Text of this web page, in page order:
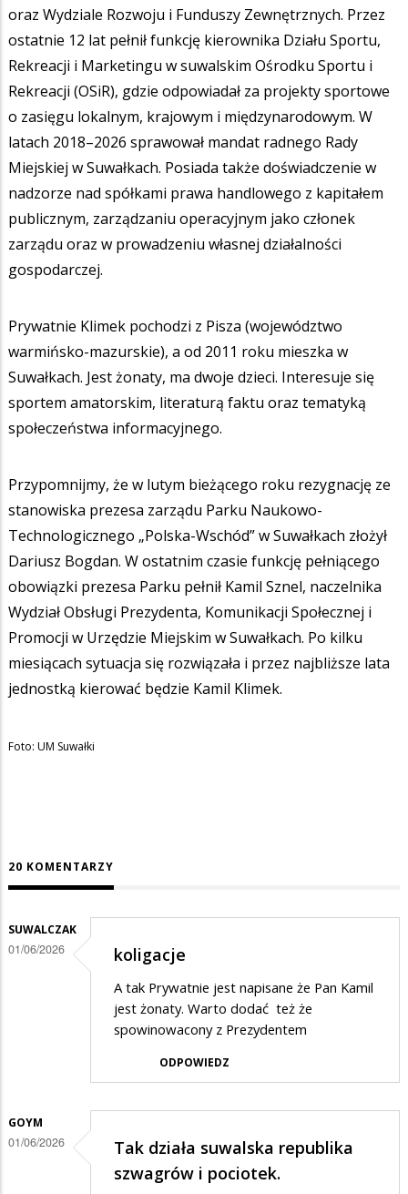
oraz Wydziale Rozwoju i Funduszy Zewnętrznych. Przez
ostatnie 12 lat pełnił funkcję kierownika Działu Sportu,
Rekreacji i Marketingu w suwalskim Ośrodku Sportu i
Rekreacji (OSiR), gdzie odpowiadał za projekty sportowe
o zasięgu lokalnym, krajowym i międzynarodowym. W
latach 2018–2026 sprawował mandat radnego Rady
Miejskiej w Suwałkach. Posiada także doświadczenie w
nadzorze nad spółkami prawa handlowego z kapitałem
publicznym, zarządzaniu operacyjnym jako członek
zarządu oraz w prowadzeniu własnej działalności
gospodarczej.
Prywatnie Klimek pochodzi z Pisza (województwo
warmińsko-mazurskie), a od 2011 roku mieszka w
Suwałkach. Jest żonaty, ma dwoje dzieci. Interesuje się
sportem amatorskim, literaturą faktu oraz tematyką
społeczeństwa informacyjnego.
Przypomnijmy, że w lutym bieżącego roku rezygnację ze
stanowiska prezesa zarządu Parku Naukowo-
Technologicznego „Polska-Wschód” w Suwałkach złożył
Dariusz Bogdan. W ostatnim czasie funkcję pełniącego
obowiązki prezesa Parku pełnił Kamil Sznel, naczelnika
Wydział Obsługi Prezydenta, Komunikacji Społecznej i
Promocji w Urzędzie Miejskim w Suwałkach. Po kilku
miesiącach sytuacja się rozwiązała i przez najbliższe lata
jednostką kierować będzie Kamil Klimek.
Foto: UM Suwałki
20 KOMENTARZY
SUWALCZAK
01/06/2026 koligacje
A tak Prywatnie jest napisane że Pan Kamil
jest żonaty. Warto dodać też że
spowinowacony z Prezydentem
ODPOWIEDZ
GOYM
01/06/2026
Tak działa suwalska republika
szwagrów i pociotek.